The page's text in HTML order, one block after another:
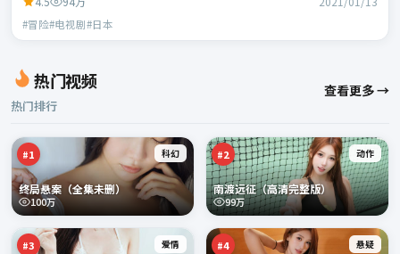
#冒险#电视剧#日本
热门视频
热门排行
查看更多 →
#1 科幻
终局悬案（全集未删）
100万
#2 动作
南渡远征（高清完整版）
99万
#3 爱情 #4 悬疑